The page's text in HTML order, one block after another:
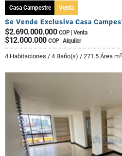
Casa Campestre Venta
Se Vende Exclusiva Casa
$2.690.000.000 COP | Venta
$12.000.000 COP | Alquiler
4 Habitaciones / 4 Baño(s) / 271.5 Área m2